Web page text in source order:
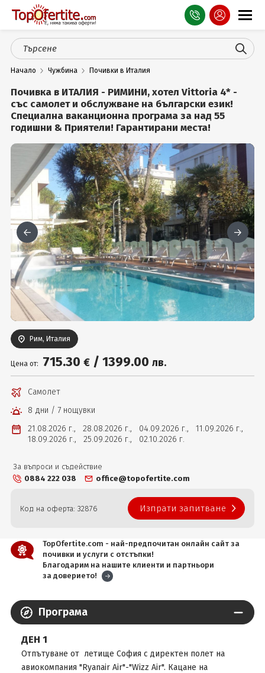
Оферти
СПА
Планина
Море
Чужбина
Празници
Турция
Гърция
Услуги
Вход
Начало Чужбина Почивки в Италия
Почивка в ИТАЛИЯ - РИМИНИ, хотел Vittoria 4* -
със самолет и обслужване на български език!
Специална ваканционна програма за над 55
годишни & Приятели! Гарантирани места!
Рим, Италия
Цена от: 715.30 € / 1399.00 лв.
Самолет
8 дни / 7 нощувки
21.08.2026 г., 28.08.2026 г., 04.09.2026 г., 11.09.2026 г.,
18.09.2026 г., 25.09.2026 г., 02.10.2026 г.
За въпроси и съдействие
0884 222 038
office@topofertite.com
Код на оферта: 32876 Изпрати запитване
TopOfertite.com - най-предпочитан онлайн сайт за
почивки и услуги с отстъпки!
Благодарим на нашите клиенти и партньори
за доверието!
Програма
ДЕН 1
Отпътуване от летище София с директен полет на
авиокомпания "Ryanair Аir"-"Wizz Air". Кацане на